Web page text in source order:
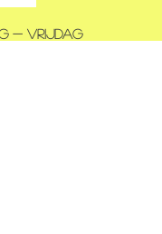
- Vrijdag